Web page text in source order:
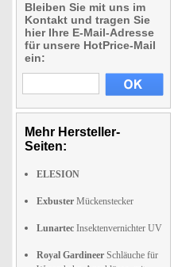
Bleiben Sie mit uns im
Kontakt und tragen Sie
hier Ihre E-Mail-Adresse
für unsere HotPrice-Mail
ein:
Mehr Hersteller-
Seiten:
ELESION
Exbuster Mückenstecker
Lunartec Insektenvernichter UV
Royal Gardineer Schläuche für